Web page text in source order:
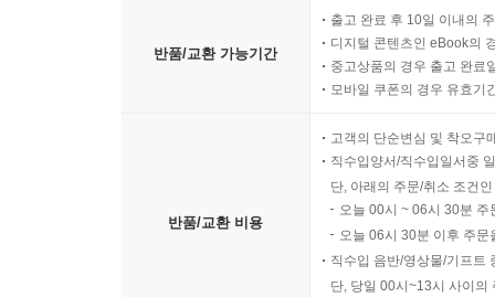
반품/교환 가능기간
출고 완료 후 10일 이내의
디지털 콘텐츠인 eBook의
중고상품의 경우 출고 완료
모바일 쿠폰의 경우 유효기
반품/교환 비용
고객의 단순변심 및 착오구
직수입양서/직수입일서중
단, 아래의 주문/취소 조건
오늘 00시 ~ 06시 30분
오늘 06시 30분 이후 주
직수입 음반/영상물/기프트
단, 당일 00시~13시 사이의